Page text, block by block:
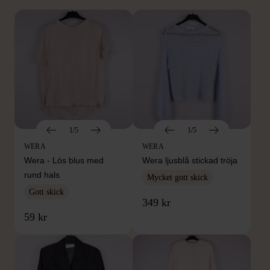
1/5
WERA
Wera - Lös blus med
rund hals
Gott skick
59 kr
1/5
WERA
Wera ljusblå stickad tröja
Mycket gott skick
349 kr